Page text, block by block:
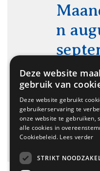
n
2021
Deze website
gebruik van
Deze website gebruikt
gebruikerservaring te
onze website te gebruiken,
alle cookies in
Cookiebeleid. Lees verder
STRIKT